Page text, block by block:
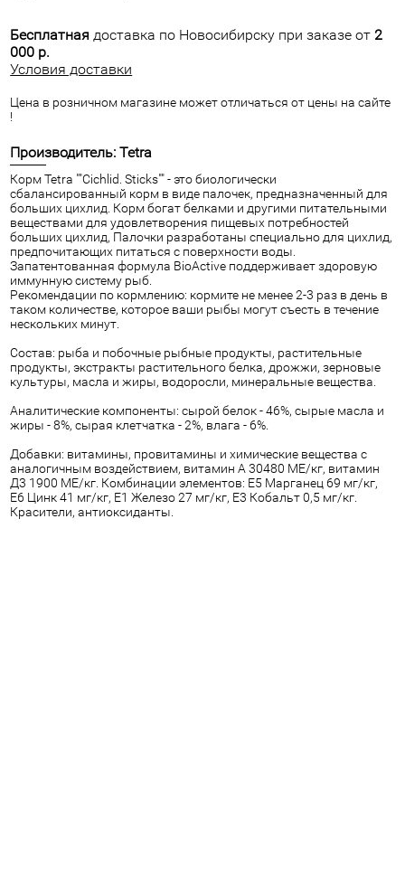
Бесплатная доставка по Новосибирску при заказе от 2
000 р.
Условия доставки
Цена в розничном магазине может отличаться от цены на сайте
!
Производитель: Tetra
Корм Tetra ""Cichlid. Sticks"" - это биологически
сбалансированный корм в виде палочек, предназначенный для
больших цихлид. Корм богат белками и другими питательными
веществами для удовлетворения пищевых потребностей
больших цихлид, Палочки разработаны специально для цихлид,
предпочитающих питаться с поверхности воды.
Запатентованная формула BioActive поддерживает здоровую
иммунную систему рыб.
Рекомендации по кормлению: кормите не менее 2-3 раз в день в
таком количестве, которое ваши рыбы могут съесть в течение
нескольких минут.
Состав: рыба и побочные рыбные продукты, растительные
продукты, экстракты растительного белка, дрожжи, зерновые
культуры, масла и жиры, водоросли, минеральные вещества.
Аналитические компоненты: сырой белок - 46%, сырые масла и
жиры - 8%, сырая клетчатка - 2%, влага - 6%.
Добавки: витамины, провитамины и химические вещества с
аналогичным воздействием, витамин А 30480 МЕ/кг, витамин
Д3 1900 МЕ/кг. Комбинации элементов: Е5 Марганец 69 мг/кг,
Е6 Цинк 41 мг/кг, Е1 Железо 27 мг/кг, Е3 Кобальт 0,5 мг/кг.
Красители, антиоксиданты.